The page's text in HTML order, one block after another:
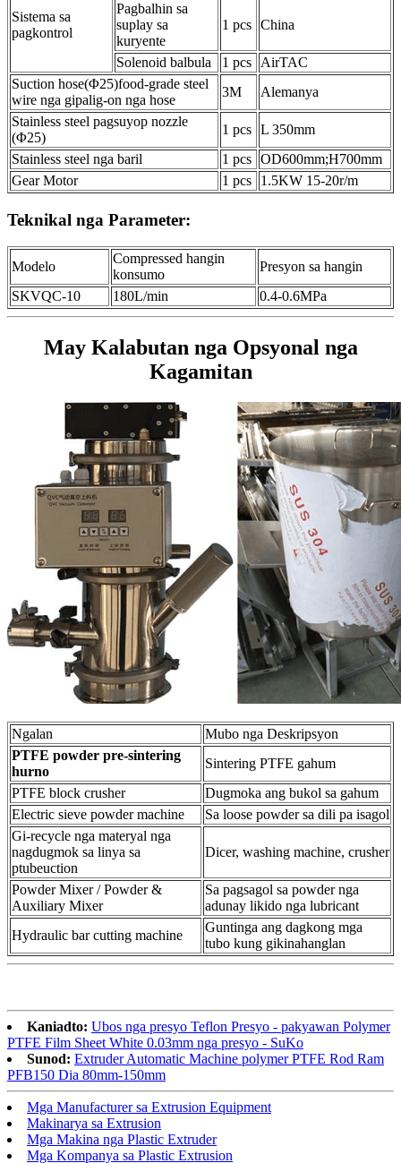
Sistema sa
pagkontrol
Pagbalhin sa
suplay sa
kuryente
1 pcs China
Solenoid balbula 1 pcs
AirTAC
Suction hose(Φ25)food-grade steel
wire nga gipalig-on nga hose
3M
Alemanya
Stainless steel pagsuyop nozzle
(Φ25)
1 pcs L 350mm
Stainless steel nga baril
1 pcs OD600mm;H700mm
Gear Motor
1 pcs 1.5KW 15-20r/m
Teknikal nga Parameter:
Modelo
Compressed hangin
konsumo
Presyon sa hangin
SKVQC-10
180L/min 0.4-0.6MPa
May Kalabutan nga Opsyonal nga
Kagamitan
Ngalan
Mubo nga Deskripsyon
PTFE powder pre-sintering
hurno
Sintering PTFE gahum
PTFE block crusher
Dugmoka ang bukol sa gahum
Electric sieve powder machine
Sa loose powder sa dili pa isagol
Gi-recycle nga materyal nga
nagdugmok sa linya sa
ptubeuction
Dicer, washing machine, crusher
Powder Mixer / Powder &
Auxiliary Mixer
Sa pagsagol sa powder nga
adunay likido nga lubricant
Hydraulic bar cutting machine
Guntinga ang dagkong mga
tubo kung gikinahanglan
Kaniadto: Ubos nga presyo Teflon Presyo - pakyawan Polymer
PTFE Film Sheet White 0.03mm nga presyo - SuKo
Sunod: Extruder Automatic Machine polymer PTFE Rod Ram
PFB150 Dia 80mm-150mm
Mga Manufacturer sa Extrusion Equipment
Makinarya sa Extrusion
Mga Makina nga Plastic Extruder
Mga Kompanya sa Plastic Extrusion